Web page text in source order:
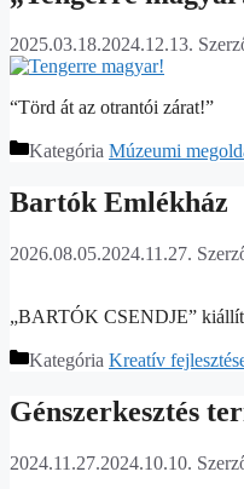
2025.03.18.2024.12.13.
“Törd át az otrantói zárat!”
Kategória Múzeumi
Bartók Emlékház
2026.08.05.2024.11.27.
„BARTÓK CSENDJE”
Kategória Kreatív
Génszerkesztés
2024.11.27.2024.10.10.